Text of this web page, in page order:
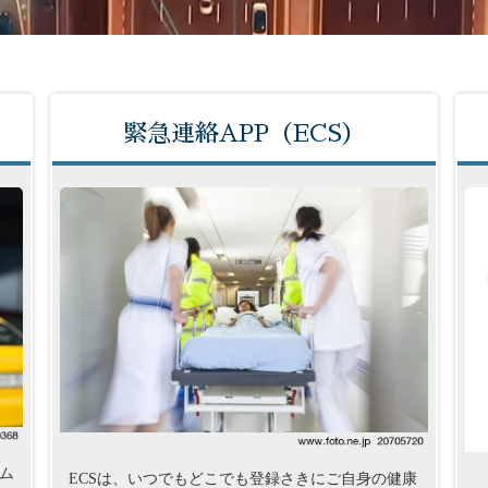
緊急連絡APP（ECS）
ECSは、いつでもどこでも登録さきにご自身の健康